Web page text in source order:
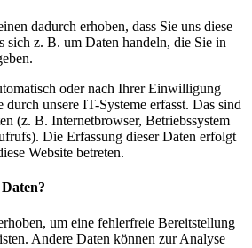
dadurch erhoben, dass Sie uns diese
sich z. B. um Daten handeln, die Sie in
oder nach Ihrer Einwilligung
durch unsere IT-Systeme erfasst. Das sind
(z. B. Internetbrowser, Betriebssystem
Die Erfassung dieser Daten erfolgt
Website betreten.
um eine fehlerfreie Bereitstellung
Andere Daten können zur Analyse